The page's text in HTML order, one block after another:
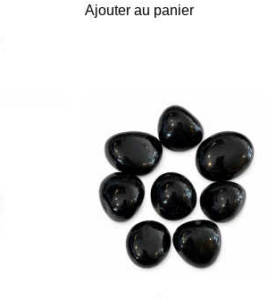
Ajouter au panier